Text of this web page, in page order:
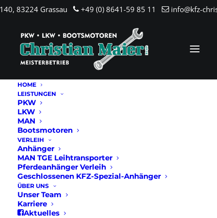
83224 Grassau +49 (0) 8641-59 85 11 info@kfz-
HOME
LEISTUNGEN
PKW
LKW
MAN
Bootsmotoren
VERLEIH
Anhänger
MAN TGE Leihtransporter
Pferdeanhänger Verleih
Geschlossenen KFZ-Spezial-Anhänger
ÜBER UNS
Unser Team
Karriere
Aktuelles